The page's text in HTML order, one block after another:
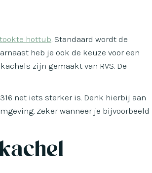
hottub. Standaard wordt de
heb je ook de keuze voor een
zijn gemaakt van RVS. De
316 net iets sterker is. Denk hierbij aan
Zeker wanneer je bijvoorbeeld